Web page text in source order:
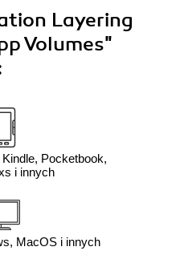
Layering
Volumes"
Pocketbook,
i innych
MacOS i innych